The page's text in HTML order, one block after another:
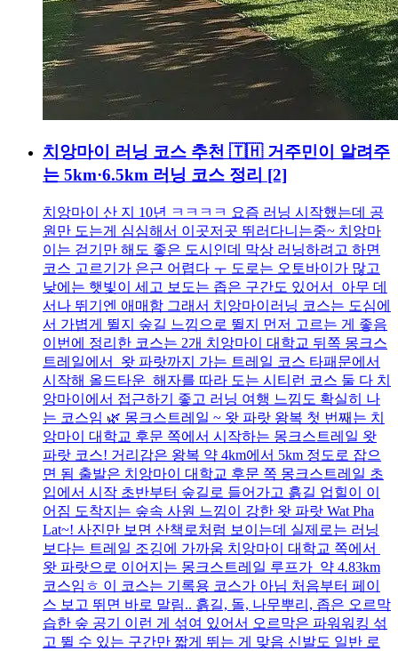
치앙마이 러닝 코스 추천 🇹🇭 거주민이 알려주
는 5km·6.5km 러닝 코스 정리 [2]
치앙마이 산 지 10년 ㅋㅋㅋㅋ 요즘 러닝 시작했는데 공
원만 도는게 심심해서 이곳저곳 뛰러다니는중~ 치앙마
이는 걷기만 해도 좋은 도시인데 막상 러닝하려고 하면
코스 고르기가 은근 어렵다 ㅜ 도로는 오토바이가 많고
낮에는 햇빛이 세고 보도는 좁은 구간도 있어서 아무 데
서나 뛰기엔 애매함 그래서 치앙마이러닝 코스는 도심에
서 가볍게 뛸지 숲길 느낌으로 뛸지 먼저 고르는 게 좋음
이번에 정리한 코스는 2개 치앙마이 대학교 뒤쪽 몽크스
트레일에서 왓 파랏까지 가는 트레일 코스 타패문에서
시작해 올드타운 해자를 따라 도는 시티런 코스 둘 다 치
앙마이에서 접근하기 좋고 러닝 여행 느낌도 확실히 나
는 코스임 🌿 몽크스트레일 ~ 왓 파랏 왕복 첫 번째는 치
앙마이 대학교 후문 쪽에서 시작하는 몽크스트레일 왓
파랏 코스! 거리감은 왕복 약 4km에서 5km 정도로 잡으
면 됨 출발은 치앙마이 대학교 후문 쪽 몽크스트레일 초
입에서 시작 초반부터 숲길로 들어가고 흙길 업힐이 이
어짐 도착지는 숲속 사원 느낌이 강한 왓 파랏 Wat Pha
Lat~! 사진만 보면 산책로처럼 보이는데 실제로는 러닝
보다는 트레일 조깅에 가까움 치앙마이 대학교 쪽에서
왓 파랏으로 이어지는 몽크스트레일 루프가 약 4.83km
코스임ㅎ 이 코스는 기록용 코스가 아님 처음부터 페이
스 보고 뛰면 바로 말림.. 흙길, 돌, 나무뿌리, 좁은 오르막
습한 숲 공기 이런 게 섞여 있어서 오르막은 파워워킹 섞
고 뛸 수 있는 구간만 짧게 뛰는 게 맞음 신발도 일반 로